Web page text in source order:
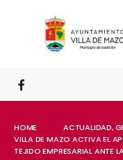
HOME ACTUALIDAD,
VILLA DE MAZO ACTIVA EL
TEJIDO EMPRESARIAL ANTE